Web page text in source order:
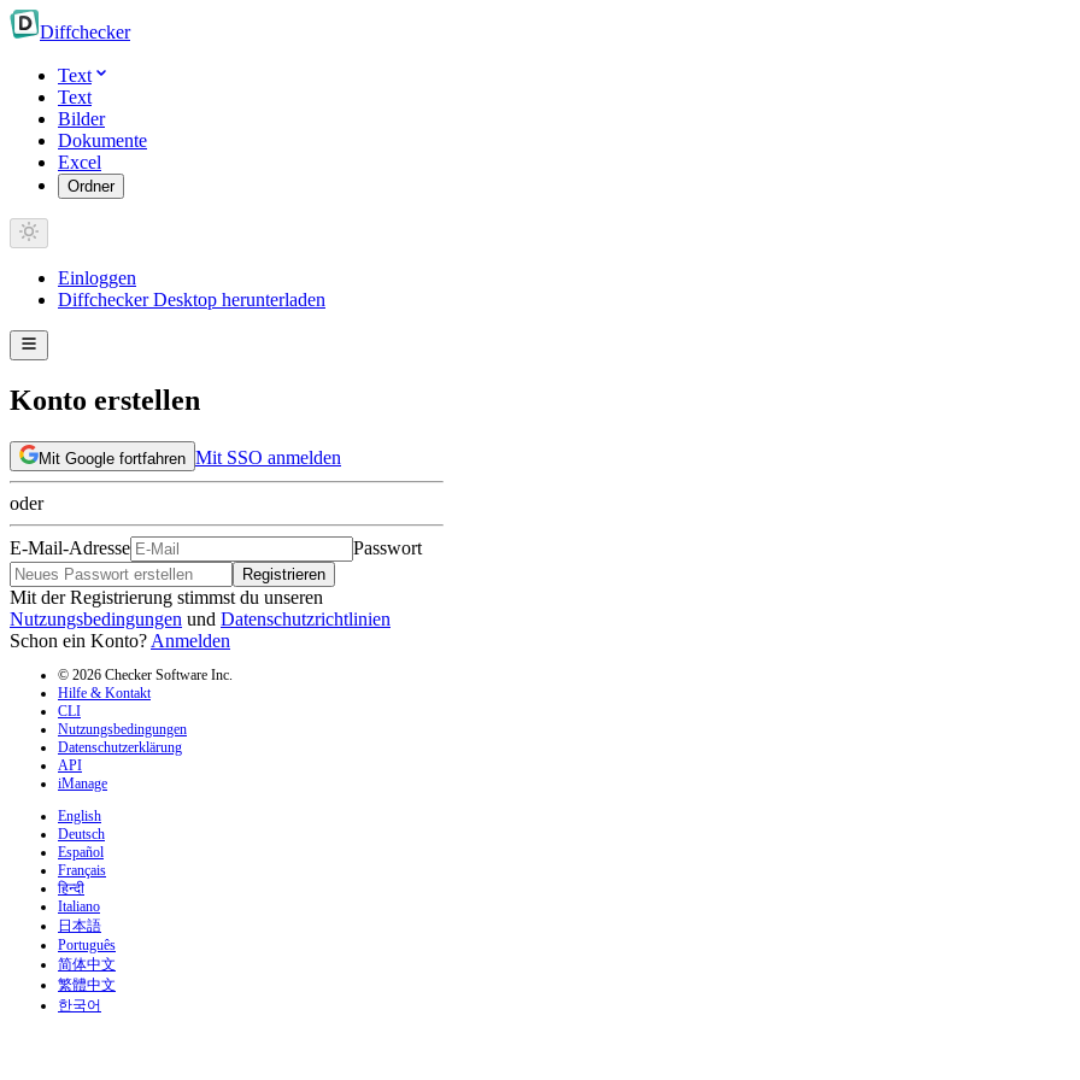
Diffchecker
Text
Text
Bilder
Dokumente
Excel
Ordner
Einloggen
Diffchecker Desktop herunterladen
Konto erstellen
Mit Google fortfahren Mit SSO anmelden
oder
E-Mail-Adresse Passwort
Registrieren
Mit der Registrierung stimmst du unseren
Nutzungsbedingungen und Datenschutzrichtlinien
Schon ein Konto? Anmelden
© 2026 Checker Software Inc.
Hilfe & Kontakt
CLI
Nutzungsbedingungen
Datenschutzerklärung
API
iManage
English
Deutsch
Español
Français
हिन्दी
Italiano
日本語
Português
简体中文
繁體中文
한국어